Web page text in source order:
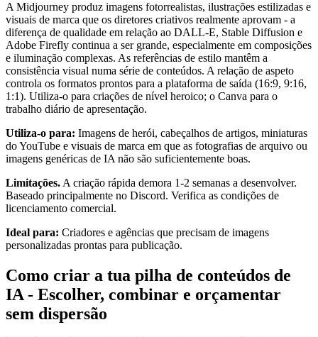
A Midjourney produz imagens fotorrealistas, ilustrações estilizadas e
visuais de marca que os diretores criativos realmente aprovam - a
diferença de qualidade em relação ao DALL-E, Stable Diffusion e
Adobe Firefly continua a ser grande, especialmente em composições
e iluminação complexas. As referências de estilo mantêm a
consistência visual numa série de conteúdos. A relação de aspeto
controla os formatos prontos para a plataforma de saída (16:9, 9:16,
1:1). Utiliza-o para criações de nível heroico; o Canva para o
trabalho diário de apresentação.
Utiliza-o para: Imagens de herói, cabeçalhos de artigos, miniaturas
do YouTube e visuais de marca em que as fotografias de arquivo ou
imagens genéricas de IA não são suficientemente boas.
Limitações. A criação rápida demora 1-2 semanas a desenvolver.
Baseado principalmente no Discord. Verifica as condições de
licenciamento comercial.
Ideal para: Criadores e agências que precisam de imagens
personalizadas prontas para publicação.
Como criar a tua pilha de conteúdos de
IA - Escolher, combinar e orçamentar
sem dispersão